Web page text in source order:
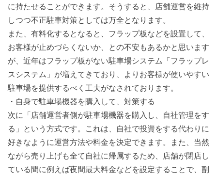
に持たせることができます。そうすると、店舗運営を維持
しつつ不正駐車対策としては万全となります。
また、有料化するとなると、フラップ板などを設置して、
お客様が止めづらくないか、との不安もあるかと思います
が、近年はフラップ板がない駐車場システム「フラップレ
スシステム」が増えてきており、よりお客様が使いやすい
駐車場を提供するべく工夫がなされております。
・自身で駐車場機器を購入して、対策する
次に「店舗運営者側が駐車場機器を購入し、自社管理をす
る」という方式です。これは、自社で投資をする代わりに
好きなように運営方法や料金を決定できます。また、当然
ながら売り上げも全て自社に帰属するため、店舗が閉店し
ている間に例えば夜間最大料金などを設定することで、副